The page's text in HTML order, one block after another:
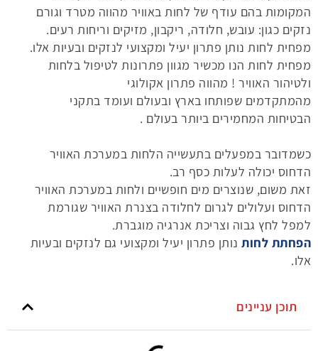
המקומות בהם עודף של לחות באוויר מהווה מטרד וגורם
נזקים כגון: עובש, חלודה, ריקבון, מזיקים וריחות רעים.
מפחית לחות נותן פתרון יעיל ומקצועי לנזקים ובעיות אלו.
מפחית לחות הנו מכשיר מגוון פתרונות לטיפול בלחות
ולטיהור האוויר ! מהווה פתרון אקולוגי
מהמתקדמים שפותחו בארץ ובעולם ועומד בתקני
הבטיחות המחמירים ביותר בעולם .
כשמדובר במפעלים בתעשייה הלחות במערכת האוויר
הדחוס יכולה לעלות כסף רב.
זאת משום, שנוצרים מים חופשיים ולחות במערכת האוויר
הדחוס ועלולים לגרום לחלודה בצנרת האוויר שגורמת
למפל לחץ גבוה וצריכת אנרגיה מוגברת.
הפחתת לחות נותן פתרון יעיל ומקצועי גם לנזקים ובעיות
אלו.
תוכן עניינים